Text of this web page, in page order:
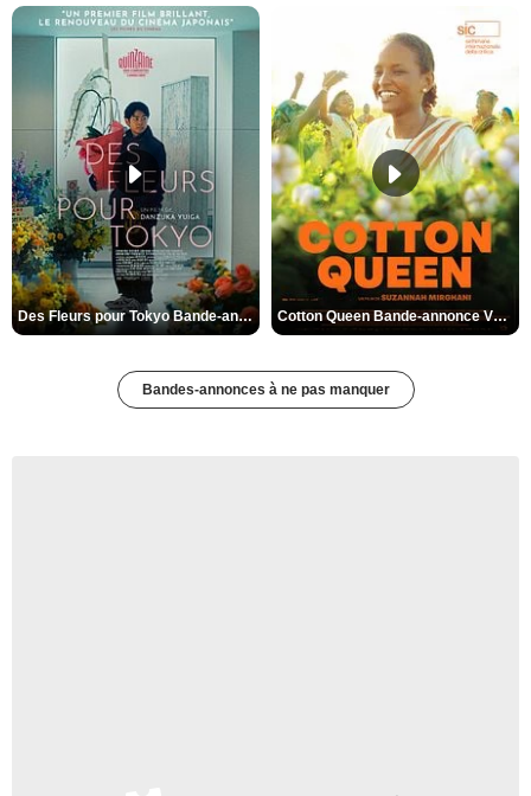
Des Fleurs pour Tokyo Bande-annonce VO STFR Cotton Queen Bande-annonce VO STFR
Bandes-annonces à ne pas manquer